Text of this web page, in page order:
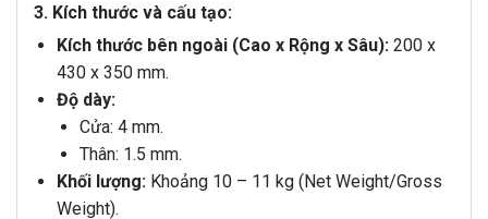
3. Kích thước và cấu tạo:
Kích thước bên ngoài (Cao x Rộng x Sâu):200 x
430 x 350 mm.
Độ dày:
Cửa: 4 mm.
Thân: 1.5 mm.
Khối lượng:Khoảng 10 – 11 kg (Net Weight/Gross
Weight).